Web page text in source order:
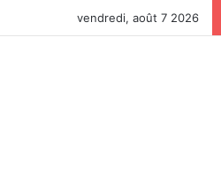
vendredi, août 7 2026